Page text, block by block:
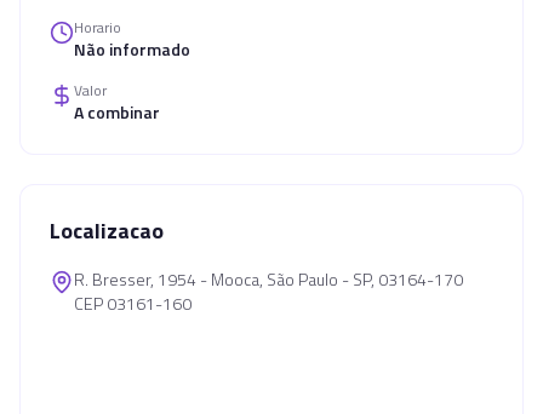
Horario
Não informado
Valor
A combinar
Localizacao
R. Bresser, 1954 - Mooca, São Paulo - SP, 03164-170
CEP 03161-160